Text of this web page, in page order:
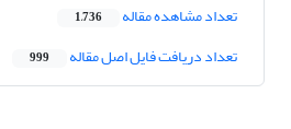
تعداد مشاهده مقاله 1,736
تعداد دریافت فایل اصل مقاله 999